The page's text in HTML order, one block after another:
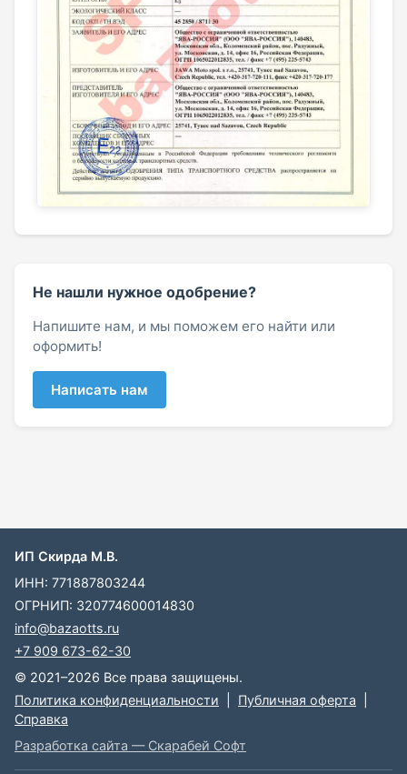
Не нашли нужное одобрение?
Напишите нам, и мы поможем его найти или
оформить!
Написать нам
ИП Скирда М.В.
ИНН: 771887803244
ОГРНИП: 320774600014830
info@bazaotts.ru
+7 909 673-62-30
© 2021–2026 Все права защищены.
Политика конфиденциальности
Публичная оферта
Справка
Разработка сайта — Скарабей Софт